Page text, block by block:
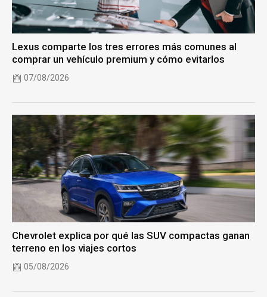
Lexus comparte los tres errores más comunes al
comprar un vehículo premium y cómo evitarlos
07/08/2026
Chevrolet explica por qué las SUV compactas ganan
terreno en los viajes cortos
05/08/2026